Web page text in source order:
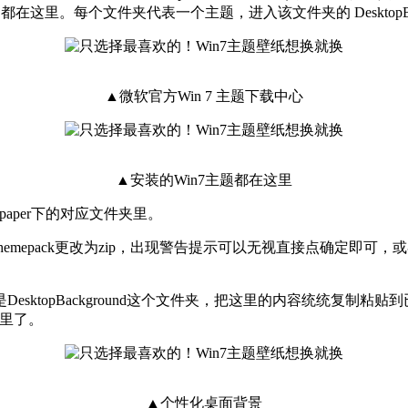
在这里。每个文件夹代表一个主题，进入该文件夹的
▲微软官方Win 7 主题下载中心
▲安装的Win7主题都在这里
下的对应文件夹里。
更改为zip，出现警告提示可以无视直接点确定即可，
这个文件夹，把这里的内容统统复制粘贴
了。
▲个性化桌面背景